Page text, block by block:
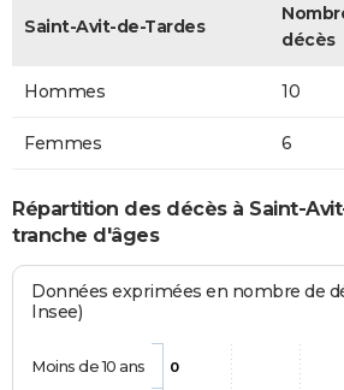
Saint-Avit-de-Tardes
décès
Hommes 10
Femmes 6
Répartition des décès à Saint-
tranche d'âges
Données exprimées en nombre de
Insee)
0
Moins de 10 ans